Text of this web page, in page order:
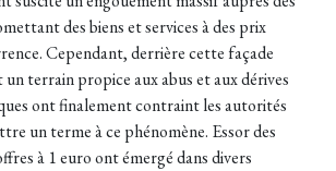
des biens et services à des prix
Cependant, derrière cette façade
terrain propice aux abus et aux dérives
ont finalement contraint les autorités
un terme à ce phénomène. Essor des
à 1 euro ont émergé dans divers